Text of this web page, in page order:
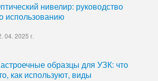
нивелир: руководство
использованию
04. 2025 г.
образцы для УЗК: что
как используют, виды